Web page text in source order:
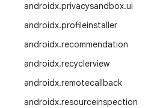
androidx.privacysandbox.ui
androidx.profileinstaller
androidx.recommendation
androidx.recyclerview
androidx.remotecallback
androidx.resourceinspection